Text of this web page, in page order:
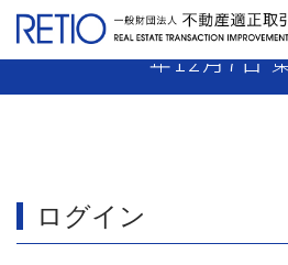
【18-4】 媒介業者 免
年12月7日
ログイン